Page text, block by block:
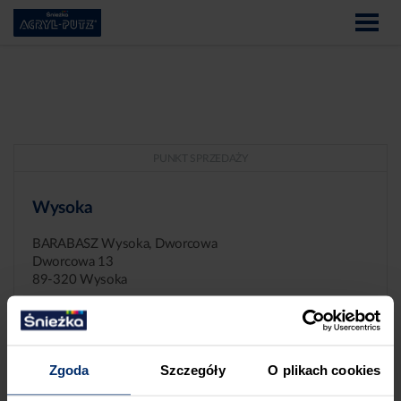
Zgoda Szczegóły O plikach cookies
Wysoka
BARABASZ Wysoka, Dworcowa
Dworcowa 13
89-320 Wysoka